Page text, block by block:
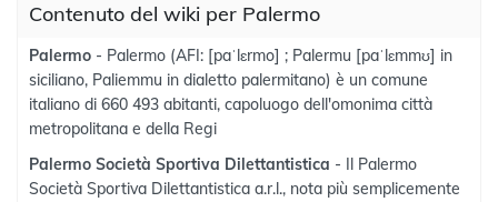
Contenuto del wiki per Palermo
Palermo - Palermo (AFI: [paˈlɛrmo] ; Palermu [paˈlɛmmʊ] in
siciliano, Paliemmu in dialetto palermitano) è un comune
italiano di 660 493 abitanti, capoluogo dell'omonima città
metropolitana e della Regi
Palermo Società Sportiva Dilettantistica - Il Palermo
Società Sportiva Dilettantistica a.r.l., nota più semplicemente